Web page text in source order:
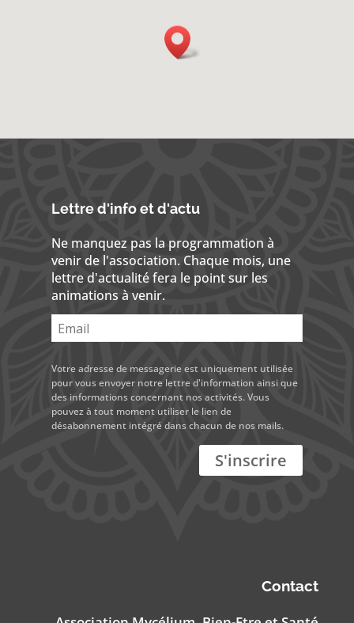
Lettre d'info et d'actu
Ne manquez pas la programmation à
venir de l'association. Chaque mois, une
lettre d'actualité fera le point sur les
animations à venir.
Votre adresse de messagerie est uniquement utilisée
pour vous envoyer notre lettre d'information ainsi que
des informations concernant nos activités. Vous
pouvez à tout moment utiliser le lien de
désabonnement intégré dans chacun de nos mails.
Contact